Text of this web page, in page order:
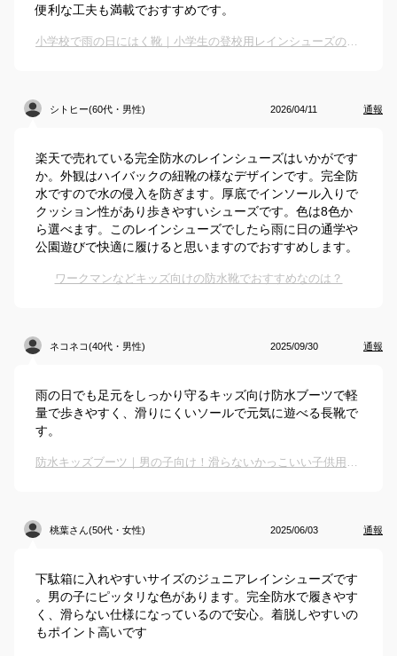
便利な工夫も満載でおすすめです。
小学校で雨の日にはく靴｜小学生の登校用レインシューズのおすすめは？
シトヒー(60代・男性) 2026/04/11 通報
楽天で売れている完全防水のレインシューズはいかがです
か。外観はハイバックの紐靴の様なデザインです。完全防
水ですので水の侵入を防ぎます。厚底でインソール入りで
クッション性があり歩きやすいシューズです。色は8色か
ら選べます。このレインシューズでしたら雨に日の通学や
公園遊びで快適に履けると思いますのでおすすめします。
ワークマンなどキッズ向けの防水靴でおすすめなのは？
ネコネコ(40代・男性) 2025/09/30 通報
雨の日でも足元をしっかり守るキッズ向け防水ブーツで軽
量で歩きやすく、滑りにくいソールで元気に遊べる長靴で
す。
防水キッズブーツ｜男の子向け！滑らないかっこいい子供用スノーブーツのおすすめは？
桃葉さん(50代・女性) 2025/06/03 通報
下駄箱に入れやすいサイズのジュニアレインシューズです
。男の子にピッタリな色があります。完全防水で履きやす
く、滑らない仕様になっているので安心。着脱しやすいの
もポイント高いです